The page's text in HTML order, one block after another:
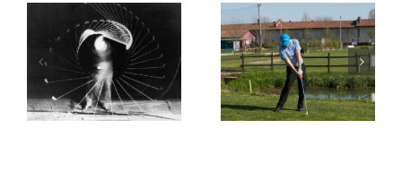
I 5 fattori fondamentali Problemi di distanza